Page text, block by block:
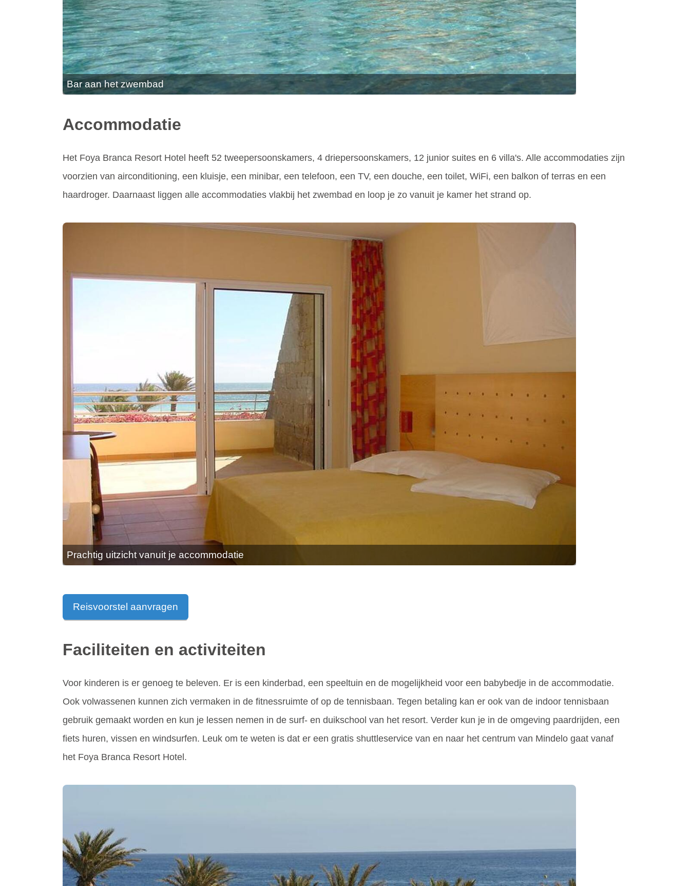
Bar aan het zwembad
Accommodatie
Het Foya Branca Resort Hotel heeft 52 tweepersoonskamers, 4 driepersoonskamers, 12 junior suites en 6 villa's. Alle accommodaties zijn
voorzien van airconditioning, een kluisje, een minibar, een telefoon, een TV, een douche, een toilet, WiFi, een balkon of terras en een
haardroger. Daarnaast liggen alle accommodaties vlakbij het zwembad en loop je zo vanuit je kamer het strand op.
Prachtig uitzicht vanuit je accommodatie
Reisvoorstel aanvragen
Faciliteiten en activiteiten
Voor kinderen is er genoeg te beleven. Er is een kinderbad, een speeltuin en de mogelijkheid voor een babybedje in de accommodatie.
Ook volwassenen kunnen zich vermaken in de fitnessruimte of op de tennisbaan. Tegen betaling kan er ook van de indoor tennisbaan
gebruik gemaakt worden en kun je lessen nemen in de surf- en duikschool van het resort. Verder kun je in de omgeving paardrijden, een
fiets huren, vissen en windsurfen. Leuk om te weten is dat er een gratis shuttleservice van en naar het centrum van Mindelo gaat vanaf
het Foya Branca Resort Hotel.